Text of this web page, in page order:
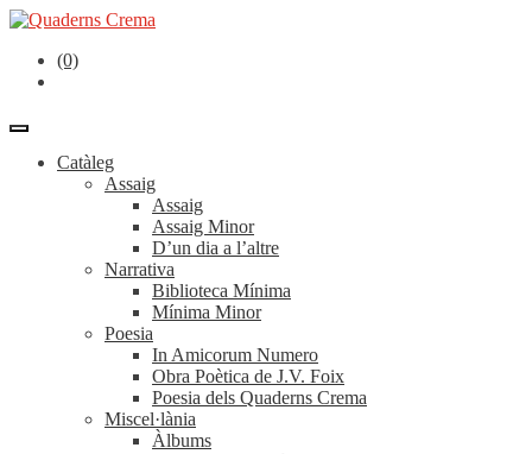
(0)
Catàleg
Assaig
Assaig
Assaig Minor
D’un dia a l’altre
Narrativa
Biblioteca Mínima
Mínima Minor
Poesia
In Amicorum Numero
Obra Poètica de J.V. Foix
Poesia dels Quaderns Crema
Miscel·lània
Àlbums